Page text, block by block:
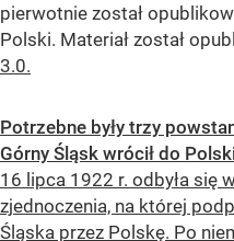
pierwotnie został
Polski. Materiał został
3.0.
Potrzebne były trzy
Górny Śląsk wrócił do
16 lipca 1922 r. odbyła się
zjednoczenia, na której
Śląska przez Polskę. Po